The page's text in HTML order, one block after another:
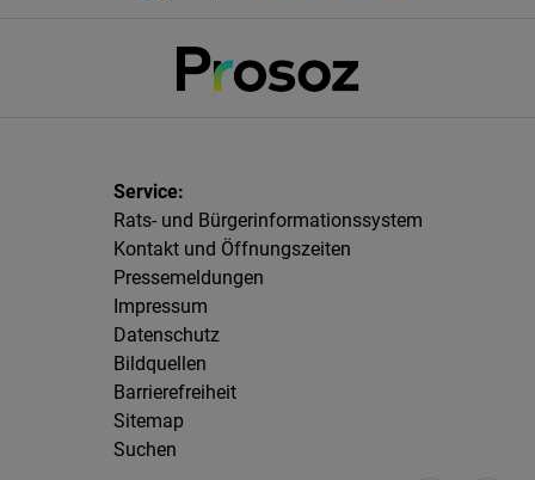
Rats- und Bürgerinformationssystem
Kontakt und Öffnungszeiten
Pressemeldungen
Impressum
Datenschutz
Bildquellen
Barrierefreiheit
Sitemap
Suchen